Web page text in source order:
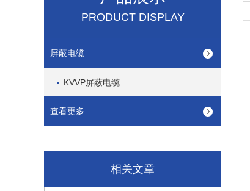
PRODUCT DISPLAY
屏蔽电缆
KVVP屏蔽电缆
查看更多
相关文章